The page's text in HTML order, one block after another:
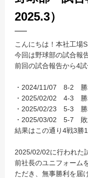
2025.3）
こんにちは！本社工場
今回は野球部の試合報
前回の試合報告から4
・2024/11/07 8-2 勝
・2025/02/02 4-3 勝
・2025/02/23 5-3 勝
・2025/03/02 5-7 敗
結果はこの通り4戦3勝
2025/02/02に行われた
前社長のユニフォーム
ただき、無事勝利を届